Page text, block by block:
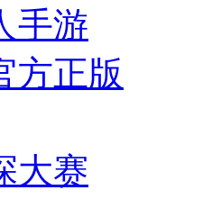
手游
方正版
大赛